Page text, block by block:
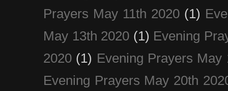
Prayers May 11th 2020 (1)
May 13th 2020 (1) Evening
2020 (1) Evening Prayers May
Evening Prayers May 20th